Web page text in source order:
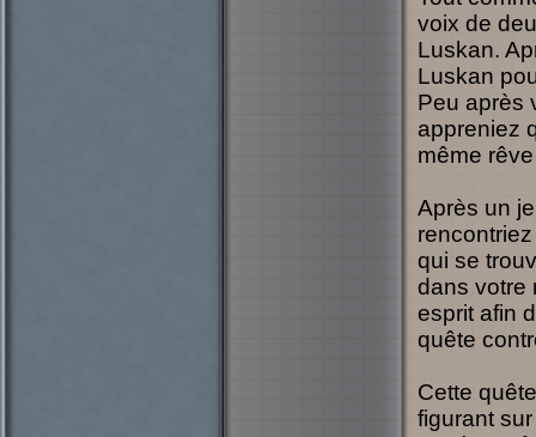
voix de
Luskan.
Luskan
Peu après
appreniez
même
Après un
qui se
dans votre
esprit afin
quête
Cette
figurant